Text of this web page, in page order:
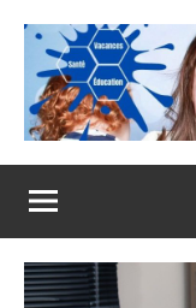
contenu
Guide
Famille